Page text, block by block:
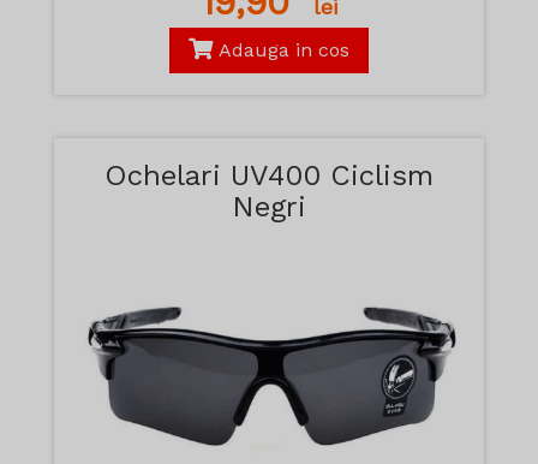
lei
Adauga in cos
Ochelari UV400 Ciclism
Negri